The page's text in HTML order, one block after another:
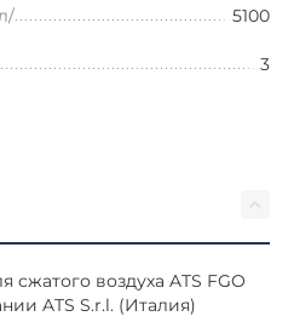
5100
3
воздуха ATS FGO
ATS S.r.l. (Италия)